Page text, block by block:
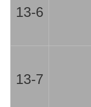
13-6
13-7